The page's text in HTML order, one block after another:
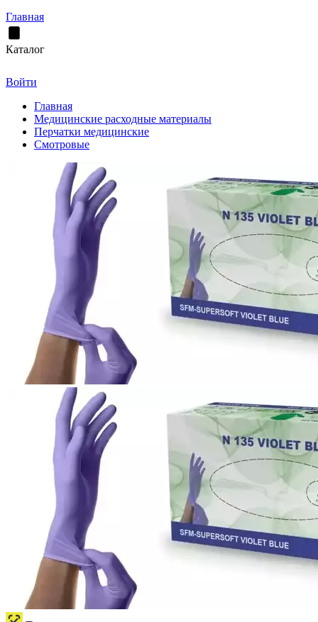
Главная
Каталог
Войти
Главная
Медицинские расходные материалы
Перчатки медицинские
Смотровые